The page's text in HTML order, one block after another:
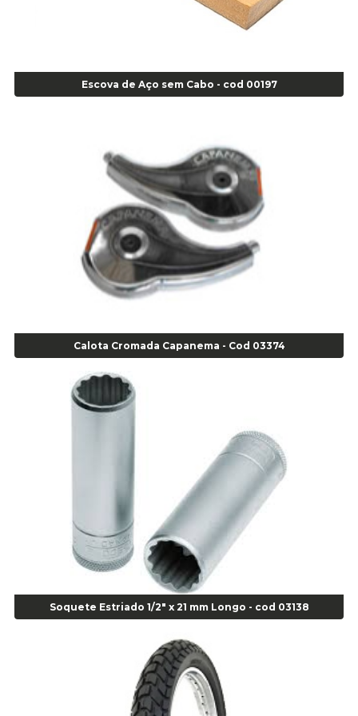
Agulha Escariadora/ Alargadora Caminhão - COD. 02342
Agulha Inserto Pneu s/ câmara - Caminhão - Cod 01909
Agulha para Aplicação Vipstem- Vipal - Cod 02558
Alicate Anéis Interno Reto 3.3/8 pol x 6.1/2 pol - cod 00977
Alicate Bico Curvo - Cod 01781
Alicate Bico Reto - Cod 02804
Alicate Bico Reto para Anéis Internos - Cod 00892
Alicate Bico Reto Tipo Telefone - Cod 02911
Alicate Bomba D Água - Cod 01326
Alicate Corte Diagonal - Cod 02138
Alicate Corte Frontal - Cod 02685
Alicate de Corte Diagonal - cod 02138
Alicate de Pressão Gedore - Cod 01856
Alicate para Abracadeira 3/16" x 1.3/16" 29840 - Gedore - Cod 02174
Alicate para Anéis Externos Bico Reto - Gedore A2 - Cod 00894
Alicate para Anéis Externos com Bico Curvo - Gedore A21 - Cod 00895
Alicate para Anéis Internos Bico Curvo - Gedore J21 - Cod 00893
Alicate para Anéis Tipo Trava Câmbio 8134 Gedore - Cod 02008
Alicate para Balanceamento - Cod 03078
Alicate para trava de cambio 398 11" - Corneta - Cod 03113
Alicate Universal - Cod 01718
Alicate Universal 8" Gedore - Cod 00133
Anel Centralizador Fiat 4 pçs - Amarelo - Cod 00517
Anel Centralizador GM 4 pçs - Azul - Cod 00519
Anel Centralizador Honda 4 pçs - Vermelho - Cod 01465
Anel Centralizador Peugeot 4pçs - Branco - Cod 01466
Anel Centralizador Renault 4pçs - Marrom - Cod 01467
Escova de Aço sem Cabo - cod 00197
Calota Cromada Capanema - Cod 03374
Soquete Estriado 1/2" x 21 mm Longo - cod 03138